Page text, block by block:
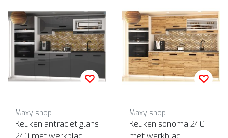
Maxy-shop
Keuken antraciet glans
Maxy-shop
Keuken sonoma 240